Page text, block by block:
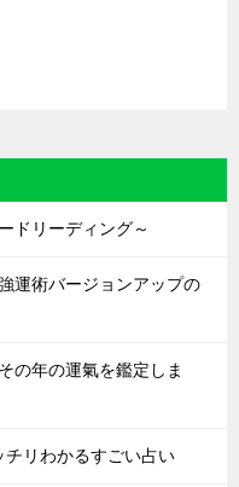
ドリーディング～
運術バージョンアップの
の年の運氣を鑑定しま
リわかるすごい占い